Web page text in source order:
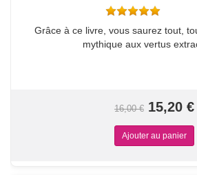
Grâce à ce livre, vous saurez tout,
mythique aux vertus
16,00 € 15,20 €